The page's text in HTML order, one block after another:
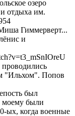
озеро
отдыха им.
Гиммерверт...
и
"Ильхом". Попов
был
моему были
ых, когда военные